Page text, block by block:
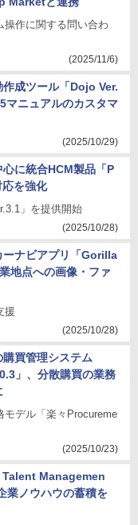
操作に関する問い合わ
(2025/11/6)
成ツール「Dojo Ver.
マニュアルのカスタマ
(2025/10/29)
に統合HCM製品「P
を強化
」を提供開始
(2025/10/28)
ーナビアプリ「Gorilla
地点への画像・ファ
援
(2025/10/28)
買管理システム
」、分散購買の業務
デル「楽々Procureme
(2025/10/23)
Talent Managemen
業ノウハウの蓄積を